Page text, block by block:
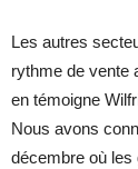
Les autres
rythme de vente
en témoigne
Nous avons
décembre où